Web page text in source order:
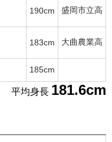
190cm 盛岡市立高
183cm 大曲農業高
185cm
平均身長 181.6cm